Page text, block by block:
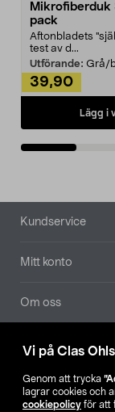
Vi på Clas
Genom att trycka
lagrar cookies och
cookiepolicy för att
Mikrofiberduk
pack
Aftonbladets
test av d...
Utförande: Grå/
39,90
Lägg i
Sidfot
Kundservice
Mitt konto
Om oss
Aktuellt
Våra bolag